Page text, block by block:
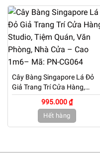
Cây Bàng Singapore Lá Đỏ
Giả Trang Trí Cửa Hàng,
Studio, Tiệm Quán, Văn
Phòng, Nhà Cửa – Cao
1m6– Mã: PN-CG064
995.000 ₫
Hết hàng